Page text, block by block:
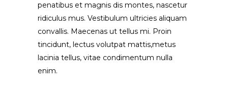
penatibus et magnis dis montes, nascetur
ridiculus mus. Vestibulum ultricies aliquam
convallis. Maecenas ut tellus mi. Proin
tincidunt, lectus volutpat mattis,metus
lacinia tellus, vitae condimentum nulla
enim.